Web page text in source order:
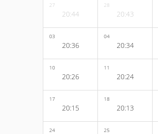
27
20:44
28
20:43
03
20:36
04
20:34
10
20:26
11
20:24
17
20:15
18
20:13
24 25